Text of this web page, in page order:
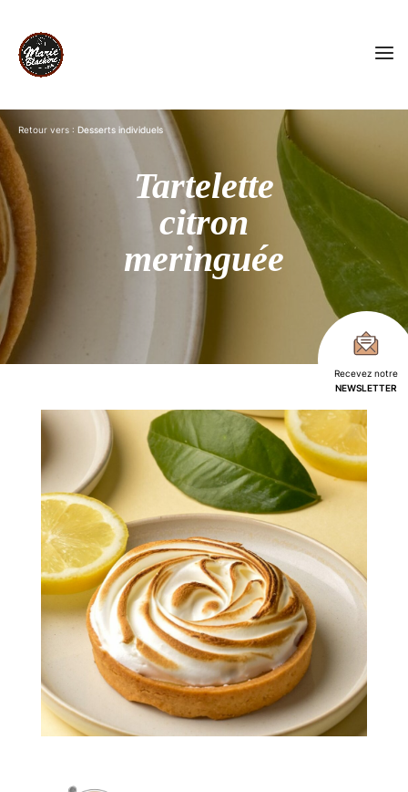
Retour vers :Desserts individuels
Tartelette
citron
meringuée
Recevez notre
NEWSLETTER